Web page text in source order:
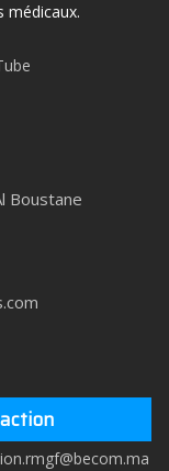
médicaux.
Boustane